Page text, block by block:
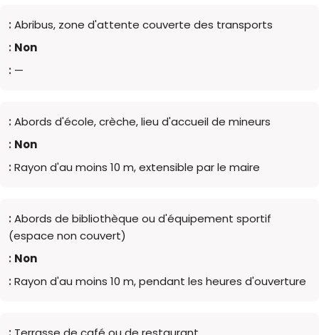
Abribus, zone d'attente couverte des transports
Non
—
Abords d'école, crèche, lieu d'accueil de mineurs
Non
Rayon d'au moins 10 m, extensible par le maire
Abords de bibliothèque ou d'équipement sportif
(espace non couvert)
Non
Rayon d'au moins 10 m, pendant les heures d'ouverture